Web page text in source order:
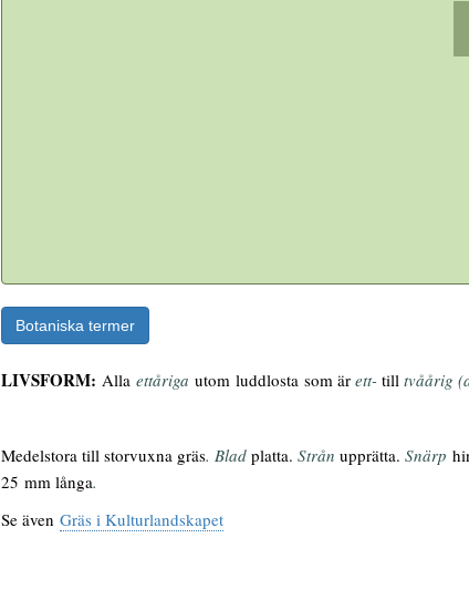
Botaniska termer
LIVSFORM: Alla ettåriga utom luddlosta som är ett- till tvåårig
Medelstora till storvuxna gräs. Blad platta. Strån upprätta. Snärp
25 mm långa.
Se även Gräs i Kulturlandskapet